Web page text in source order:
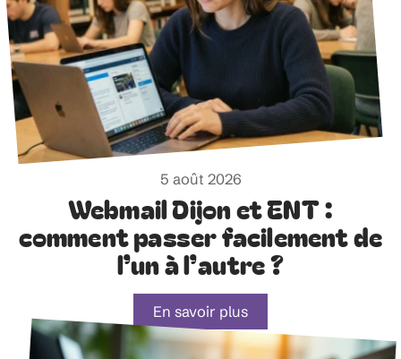
5 août 2026
Webmail Dijon et ENT :
comment passer facilement de
l’un à l’autre ?
En savoir plus